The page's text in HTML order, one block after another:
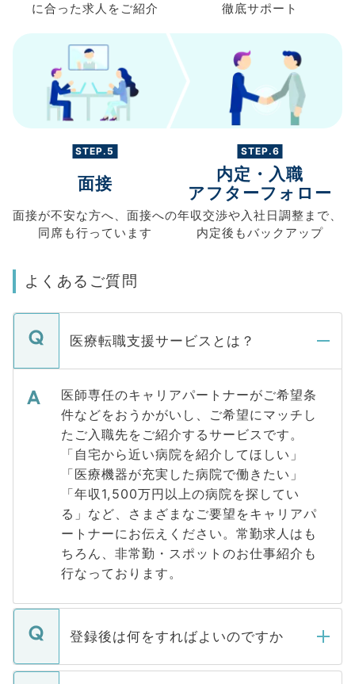
に合った求人を ご紹介
徹底サポート
STEP.5
面接
面接が不安な方へ、 面接への
同席も行っています
STEP.6
内定・入職
アフターフォロー
年収交渉や入社日調整まで、
内定後もバックアップ
よくあるご質問
医療転職支援サービスとは？
医師専任のキャリアパートナーがご希望条
件などをおうかがいし、ご希望にマッチし
たご入職先をご紹介するサービスです。
「自宅から近い病院を紹介してほしい」
「医療機器が充実した病院で働きたい」
「年収1,500万円以上の病院を探してい
る」など、さまざまなご要望をキャリアパ
ートナーにお伝えください。常勤求人はも
ちろん、非常勤・スポットのお仕事紹介も
行なっております。
登録後は何をすればよいのですか
ご登録いただきましたら、弊社担当者がご